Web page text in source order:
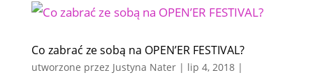
Co zabrać ze sobą na OPEN’ER FESTIVAL?
utworzone przez Justyna Nater| lip 4, 2018|